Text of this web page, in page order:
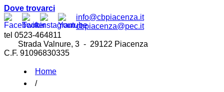
Dove trovarci
info@cbpiacenza.it
cbpiacenza@pec.it
tel 0523-464811
Strada Valnure, 3 - 29122 Piacenza
C.F. 91096830335
Home
/